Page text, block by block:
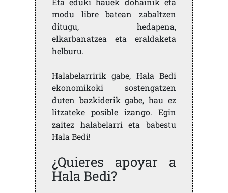
modu libre batean zabaltzen
ditugu, hedapena,
elkarbanatzea eta eraldaketa
helburu.
Halabelarririk gabe, Hala Bedi
ekonomikoki sostengatzen
duten bazkiderik gabe, hau ez
litzateke posible izango. Egin
zaitez halabelarri eta babestu
Hala Bedi!
¿Quieres apoyar a
Hala Bedi?